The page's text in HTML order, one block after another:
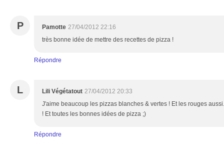
P Pamotte 27/04/2012 22:16
très bonne idée de mettre des recettes de pizza !
Répondre
L Lili Végétatout 27/04/2012 20:33
J'aime beaucoup les pizzas blanches & vertes ! Et les rouges
! Et toutes les bonnes idées de pizza ;)
Répondre